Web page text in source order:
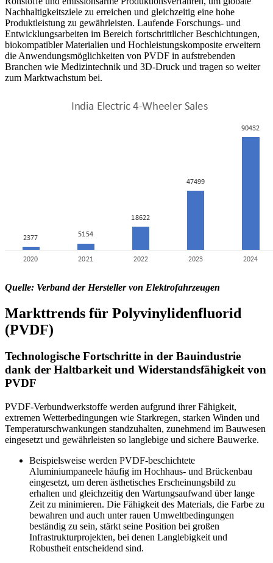
Nachhaltigkeitsziele zu erreichen und gleichzeitig eine hohe
Produktleistung zu gewährleisten. Laufende Forschungs- und
Entwicklungsarbeiten im Bereich fortschrittlicher Beschichtungen,
biokompatibler Materialien und Hochleistungskomposite erweitern
die Anwendungsmöglichkeiten von PVDF in aufstrebenden
Branchen wie Medizintechnik und 3D-Druck und tragen so weiter
zum Marktwachstum bei.
Quelle: Verband der Hersteller von Elektrofahrzeugen
Markttrends für Polyvinylidenfluorid
(PVDF)
Technologische Fortschritte in der Bauindustrie
dank der Haltbarkeit und Widerstandsfähigkeit von
PVDF
PVDF-Verbundwerkstoffe werden aufgrund ihrer Fähigkeit,
extremen Wetterbedingungen wie Starkregen, starken Winden und
Temperaturschwankungen standzuhalten, zunehmend im Bauwesen
eingesetzt und gewährleisten so langlebige und sichere Bauwerke.
Beispielsweise werden PVDF-beschichtete
Aluminiumpaneele häufig im Hochhaus- und Brückenbau
eingesetzt, um deren ästhetisches Erscheinungsbild zu
erhalten und gleichzeitig den Wartungsaufwand über lange
Zeit zu minimieren. Die Fähigkeit des Materials, die Farbe zu
bewahren und auch unter rauen Umweltbedingungen
beständig zu sein, stärkt seine Position bei großen
Infrastrukturprojekten, bei denen Langlebigkeit und
Robustheit entscheidend sind.